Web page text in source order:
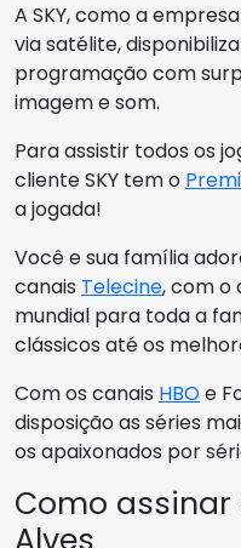
A SKY, como a
via satélite,
programação com
imagem e som.
Para assistir todos os
cliente SKY tem o
a jogada!
Você e sua família
canais Telecine, com o
mundial para toda a
clássicos até os
Com os canais HBOe
disposição as séries
os apaixonados por
Como assinar